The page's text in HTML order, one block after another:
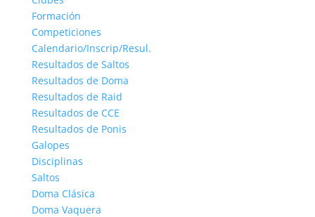
Formación
Competiciones
Calendario/Inscrip/Resul.
Resultados de Saltos
Resultados de Doma
Resultados de Raid
Resultados de CCE
Resultados de Ponis
Galopes
Disciplinas
Saltos
Doma Clásica
Doma Vaquera